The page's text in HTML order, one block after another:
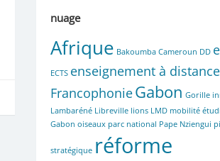
nuage
Afrique Bakoumba Cameroun DD
ECTS enseignement à distance
FrancophonieGabon Gorille
Lambaréné Libreville lions LMD mobilité
Gabon oiseaux parc national Pape Nziengui
stratégique réforme